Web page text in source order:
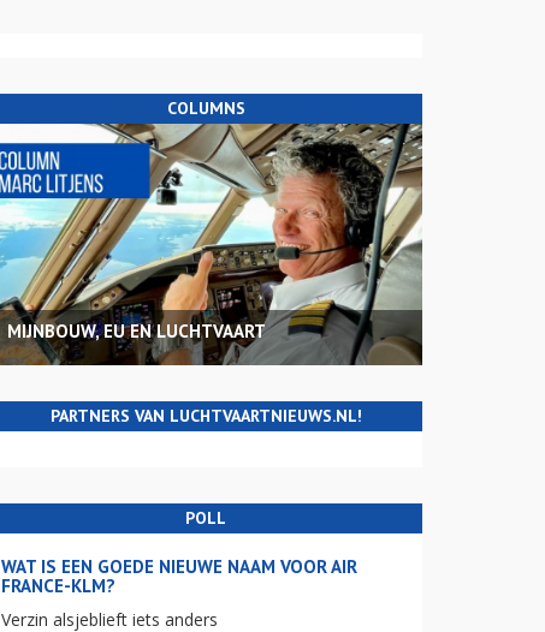
COLUMNS
MIJNBOUW, EU EN LUCHTVAART
PARTNERS VAN LUCHTVAARTNIEUWS.NL!
POLL
WAT IS EEN GOEDE NIEUWE NAAM VOOR AIR
FRANCE-KLM?
Verzin alsjeblieft iets anders